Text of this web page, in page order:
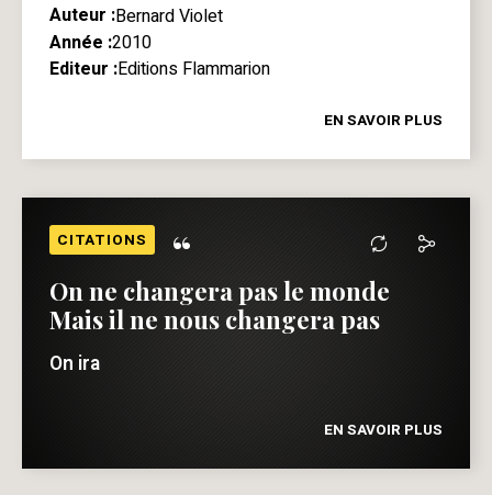
Auteur :Bernard Violet
Année :2010
Editeur :Editions Flammarion
EN SAVOIR PLUS
CITATIONS “
On ne changera pas le monde
Mais il ne nous changera pas
On ira
EN SAVOIR PLUS